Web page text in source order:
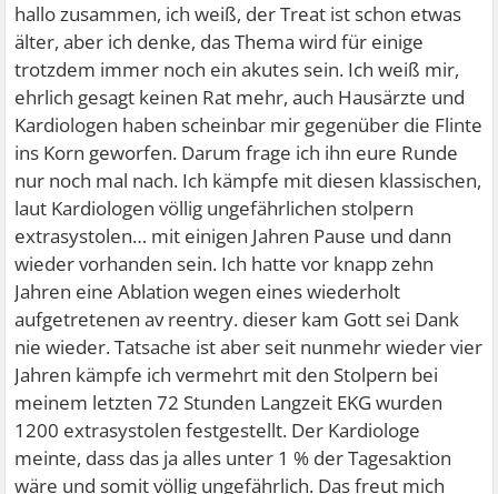
hallo zusammen, ich weiß, der Treat ist schon etwas
älter, aber ich denke, das Thema wird für einige
trotzdem immer noch ein akutes sein. Ich weiß mir,
ehrlich gesagt keinen Rat mehr, auch Hausärzte und
Kardiologen haben scheinbar mir gegenüber die Flinte
ins Korn geworfen. Darum frage ich ihn eure Runde
nur noch mal nach. Ich kämpfe mit diesen klassischen,
laut Kardiologen völlig ungefährlichen stolpern
extrasystolen… mit einigen Jahren Pause und dann
wieder vorhanden sein. Ich hatte vor knapp zehn
Jahren eine Ablation wegen eines wiederholt
aufgetretenen av reentry. dieser kam Gott sei Dank
nie wieder. Tatsache ist aber seit nunmehr wieder vier
Jahren kämpfe ich vermehrt mit den Stolpern bei
meinem letzten 72 Stunden Langzeit EKG wurden
1200 extrasystolen festgestellt. Der Kardiologe
meinte, dass das ja alles unter 1 % der Tagesaktion
wäre und somit völlig ungefährlich. Das freut mich